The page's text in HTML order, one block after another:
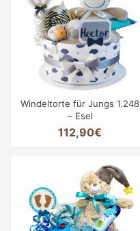
Windeltorte für Jungs 1.248
– Esel
112,90€